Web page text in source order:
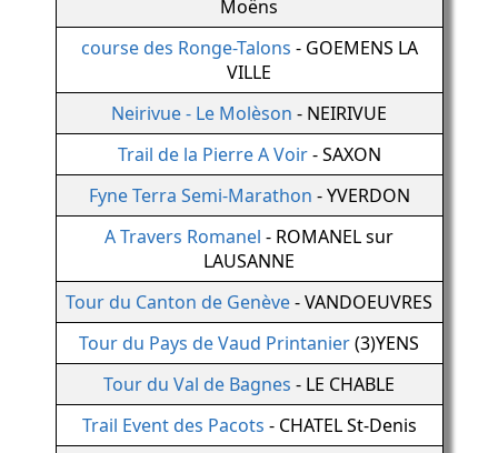
Moëns
course des Ronge-Talons - GOEMENS LA
VILLE
Neirivue - Le Molèson - NEIRIVUE
Trail de la Pierre A Voir- SAXON
Fyne Terra Semi-Marathon - YVERDON
A Travers Romanel - ROMANEL sur
LAUSANNE
Tour du Canton de Genève- VANDOEUVRES
Tour du Pays de Vaud Printanier(3)YENS
Tour du Val de Bagnes - LE CHABLE
Trail Event des Pacots - CHATEL St-Denis